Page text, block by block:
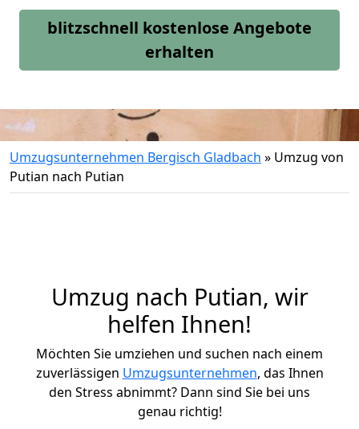
blitzschnell kostenlose Angebote
erhalten
Umzugsunternehmen Bergisch Gladbach » Umzug von
Putian nach Putian
Umzug nach Putian, wir
helfen Ihnen!
Möchten Sie umziehen und suchen nach einem
zuverlässigen Umzugsunternehmen, das Ihnen
den Stress abnimmt? Dann sind Sie bei uns
genau richtig!